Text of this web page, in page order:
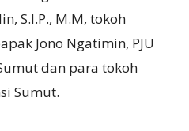
S.I.P., M.M, tokoh
Jono Ngatimin, PJU
dan para tokoh
Sumut.